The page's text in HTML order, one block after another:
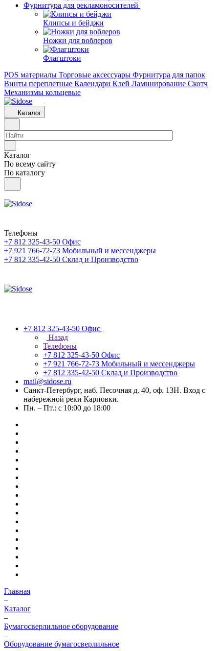
Фурнитура для рекламоносителей
Клипсы и бeйджи
Ножки для воблеров
Флагштоки
POS материалы Торговые аксессуары Фурнитура для папок
Винты переплетные Календари Клей Ламинирование Скотч
Механизмы кольцевые
Каталог
Каталог
По всему сайту
По каталогу
Телефоны
+7 812 325-43-50 Офис
+7 921 766-72-73 Мобильный и мессенджеры
+7 812 335-42-50 Склад и Производство
+7 812 325-43-50 Офис
Назад
Телефоны
+7 812 325-43-50 Офис
+7 921 766-72-73 Мобильный и мессенджеры
+7 812 335-42-50 Склад и Производство
mail@sidose.ru
Санкт-Петербург, наб. Песочная д. 40, оф. 13Н. Вход с
набережной реки Карповки.
Пн. – Пт.: с 10:00 до 18:00
Главная
–
Каталог
–
Бумагосверлильное оборудование
–
Оборудование бумагосверлильное